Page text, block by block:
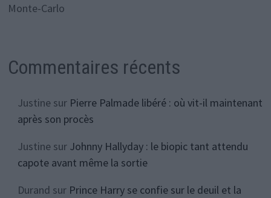
Monte-Carlo
Commentaires récents
Justinesur Pierre Palmade libéré : où vit-il maintenant
après son procès
Justinesur Johnny Hallyday : le biopic tant attendu
capote avant même la sortie
Durand sur Prince Harry se confie sur le deuil et la